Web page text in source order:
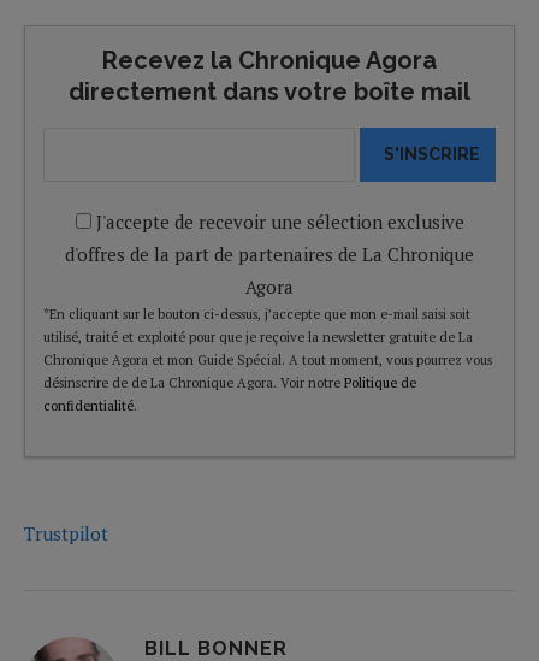
Recevez la Chronique Agora
directement dans votre boîte mail
S'INSCRIRE
J'accepte de recevoir une sélection exclusive
d'offres de la part de partenaires de La Chronique
Agora
*En cliquant sur le bouton ci-dessus, j’accepte que mon e-mail saisi soit
utilisé, traité et exploité pour que je reçoive la newsletter gratuite de La
Chronique Agora et mon Guide Spécial. A tout moment, vous pourrez vous
désinscrire de de La Chronique Agora. Voir notre Politique de
confidentialité.
Trustpilot
BILL BONNER